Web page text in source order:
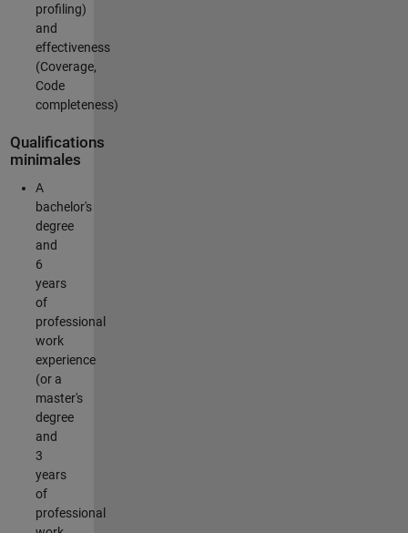
profiling)
and
effectiveness
(Coverage,
Code
completeness)
Qualifications
minimales
A
bachelor's
degree
and
6
years
of
professional
work
experience
(or a
master's
degree
and
3
years
of
professional